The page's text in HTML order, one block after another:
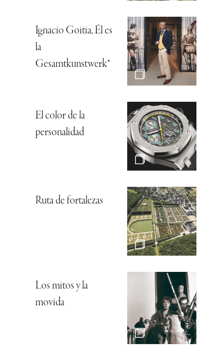
Ignacio Goitia, Él es
la
Gesamtkunstwerk*
El color de la
personalidad
Ruta de fortalezas
Los mitos y la
movida